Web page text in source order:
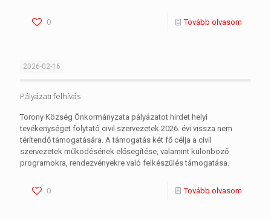
0 Tovább olvasom
2026-02-16
Pályázati felhívás
Torony Község Önkormányzata pályázatot hirdet helyi
tevékenységet folytató civil szervezetek 2026. évi vissza nem
térítendő támogatására. A támogatás két fő célja a civil
szervezetek működésének elősegítése, valamint különböző
programokra, rendezvényekre való felkészülés támogatása.
0 Tovább olvasom